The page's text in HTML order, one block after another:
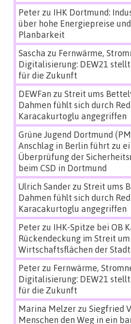
Peterzu IHK Dortmund:
über hohe Energiepreise
Planbarkeit
Sascha zu Fernwärme,
Digitalisierung: DEW21
für die Zukunft
DEWFan zu Streit ums
Dahmen fühlt sich durch
Karacakurtoglu angegriffen
Grüne Jugend Dortmund
Anschlag in Berlin führt zu
Überprüfung der
beim CSD in Dortmund
Ulrich Sanderzu Streit ums
Dahmen fühlt sich durch
Karacakurtoglu angegriffen
Peterzu IHK-Spitze bei OB
Rückendeckung im Streit
Wirtschaftsflächen der Stadt
Peterzu Fernwärme,
Digitalisierung: DEW21
für die Zukunft
Marina Melzerzu Siegfried
Menschen den Weg in ein